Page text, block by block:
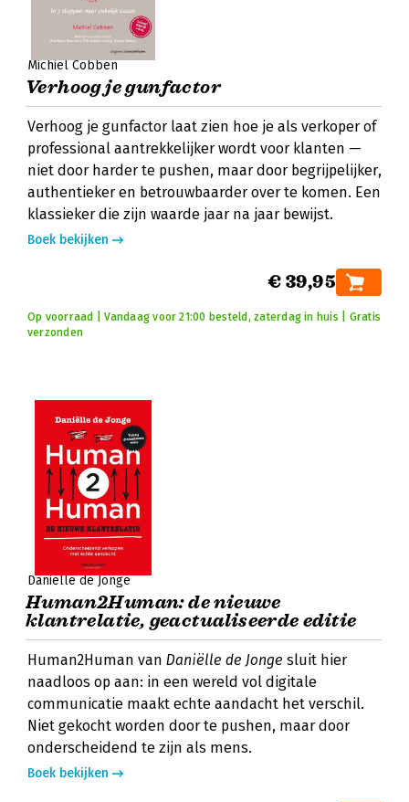
Michiel Cobben
Verhoog je gunfactor
Verhoog je gunfactor laat zien hoe je als verkoper of
professional aantrekkelijker wordt voor klanten —
niet door harder te pushen, maar door begrijpelijker,
authentieker en betrouwbaarder over te komen. Een
klassieker die zijn waarde jaar na jaar bewijst.
Boek bekijken
€ 39,95
Op voorraad | Vandaag voor 21:00 besteld, zaterdag in huis | Gratis
verzonden
Daniëlle de Jonge
Human2Human: de nieuwe
klantrelatie, geactualiseerde editie
Human2Human van Daniëlle de Jonge sluit hier
naadloos op aan: in een wereld vol digitale
communicatie maakt echte aandacht het verschil.
Niet gekocht worden door te pushen, maar door
onderscheidend te zijn als mens.
Boek bekijken